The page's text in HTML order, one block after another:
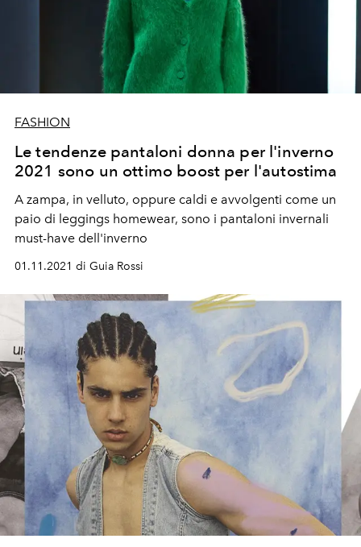
FASHION
Le tendenze pantaloni donna per l'inverno
2021 sono un ottimo boost per l'autostima
A zampa, in velluto, oppure caldi e avvolgenti come un
paio di leggings homewear, sono i pantaloni invernali
must-have dell'inverno
01.11.2021 di Guia Rossi